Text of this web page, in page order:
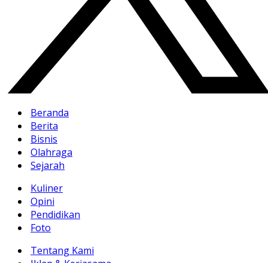
Beranda
Berita
Bisnis
Olahraga
Sejarah
Kuliner
Opini
Pendidikan
Foto
Tentang Kami